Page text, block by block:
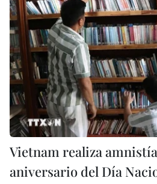
Vietnam realiza
aniversario del Día